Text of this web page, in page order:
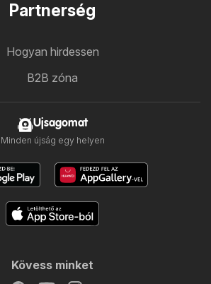
Partnerség
Hogyan hirdessen
B2B zóna
Ujsagomat
Minden újság egy helyen
Kövess minket